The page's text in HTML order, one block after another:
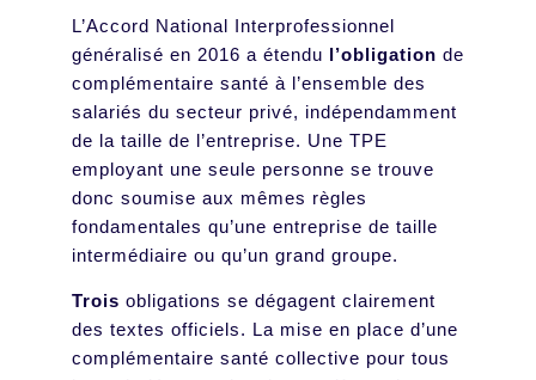
L’Accord National Interprofessionnel
généralisé en 2016 a étendu l’obligation de
complémentaire santé à l’ensemble des
salariés du secteur privé, indépendamment
de la taille de l’entreprise. Une TPE
employant une seule personne se trouve
donc soumise aux mêmes règles
fondamentales qu’une entreprise de taille
intermédiaire ou qu’un grand groupe.
Trois obligations se dégagent clairement
des textes officiels. La mise en place d’une
complémentaire santé collective pour tous